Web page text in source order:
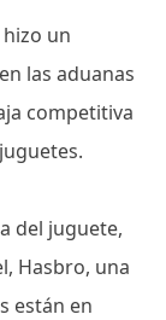
un
las aduanas
competitiva
del juguete,
Hasbro, una
están en